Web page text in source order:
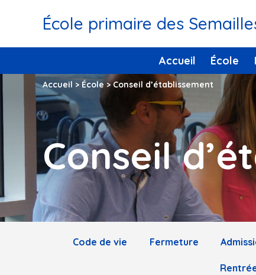
École primaire des
Accueil École
Accueil > École>Conseil d’établissement
Conseil
Code de vie Fermeture